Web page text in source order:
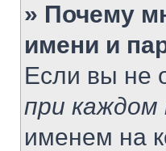
» Почему
имени и
Если вы не
при
именем на